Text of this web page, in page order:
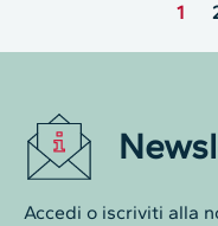
1
Accedi o iscriviti alla